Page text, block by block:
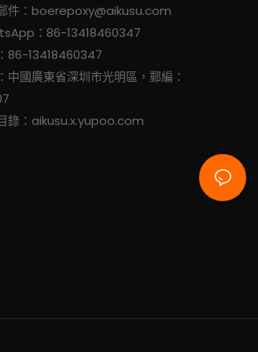
件：boerepoxy@aikusu.com
：86-13418460347
86-13418460347
中國廣東省深圳市光明區，郵編：
錄：aikusu.x.yupoo.com